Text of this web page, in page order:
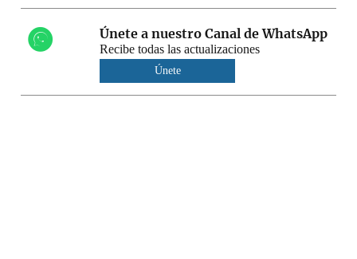
Únete a nuestro Canal de WhatsApp
Recibe todas las actualizaciones
Únete